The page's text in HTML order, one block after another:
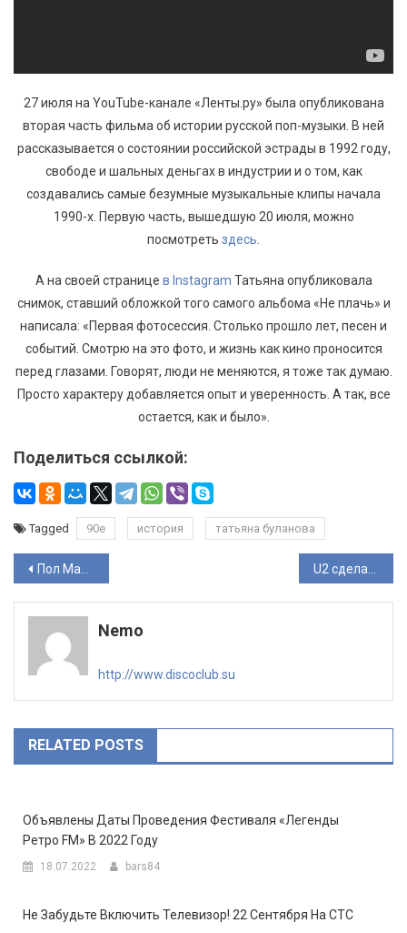
27 июля на YouTube-канале «Ленты.ру» была опубликована
вторая часть фильма об истории русской поп-музыки. В ней
рассказывается о состоянии российской эстрады в 1992 году,
свободе и шальных деньгах в индустрии и о том, как
создавались самые безумные музыкальные клипы начала
1990-х. Первую часть, вышедшую 20 июля, можно
посмотреть здесь
А на своей странице в Instagram Татьяна опубликовала
снимок, ставший обложкой того самого альбома «Не плачь» и
написала: «Первая фотосессия. Столько прошло лет, песен и
событий. Смотрю на это фото, и жизнь как кино проносится
перед глазами. Говорят, люди не меняются, я тоже так думаю.
Просто характеру добавляется опыт и уверенность. А так, все
остается, как и было».
Поделиться ссылкой:
Tagged 90е история татьяна буланова
Навигация
по
записям
Пол Маккартни и Ринго Старр записали совместный сингл
Nemo
http://www.discoclub.su
RELATED POSTS
Объявлены Даты Проведения Фестиваля «Легенды
Ретро FM» В 2022 Году
18.07.2022 bars84
Не Забудьте Включить Телевизор! 22 Сентября На СТС